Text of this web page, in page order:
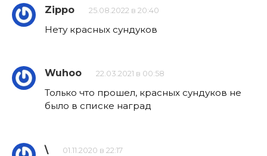
Zippo 25.08.2022 в 20:40
Нету красных сундуков
Wuhoo 22.03.2021 в 00:58
Только что прошел, красных сундуков не
было в списке наград
\ 01.11.2020 в 22:17